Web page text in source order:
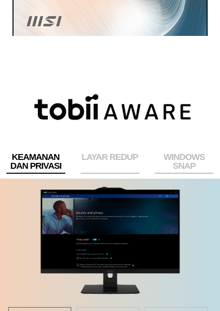
KEAMANAN
DAN PRIVASI
LAYAR REDUP
WINDOWS
SNAP